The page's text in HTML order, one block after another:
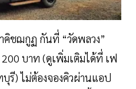
คิชฌกูฏ กันที่ “วัดพลวง”
บาท (ดูเพิ่มเติมได้ที่ เฟ
รี) ไม่ต้องจองคิวผ่านแอป